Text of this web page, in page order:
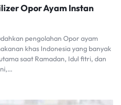
Opor Ayam Instan
pengolahan Opor ayam
khas Indonesia yang banyak
saat Ramadan, Idul fitri, dan